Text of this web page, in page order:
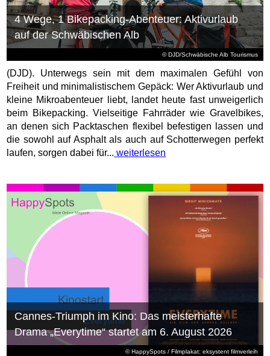
© DJD/Schwäbische Alb Tourismus
4 Wege, 1 Bikepacking-Abenteuer: Aktivurlaub
auf der Schwäbischen Alb
(DJD). Unterwegs sein mit dem maximalen Gefühl von
Freiheit und minimalistischem Gepäck: Wer Aktivurlaub und
kleine Mikroabenteuer liebt, landet heute fast unweigerlich
beim Bikepacking. Vielseitige Fahrräder wie Gravelbikes,
an denen sich Packtaschen flexibel befestigen lassen und
die sowohl auf Asphalt als auch auf Schotterwegen perfekt
laufen, sorgen dabei für... weiterlesen
© HappySpots / Filmplakat: eksystent filmverleih
Cannes-Triumph im Kino: Das meisterhafte
Drama „Everytime“ startet am 6. August 2026